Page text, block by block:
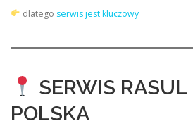
dlatego serwis jest kluczowy
SERWIS
POLSKA